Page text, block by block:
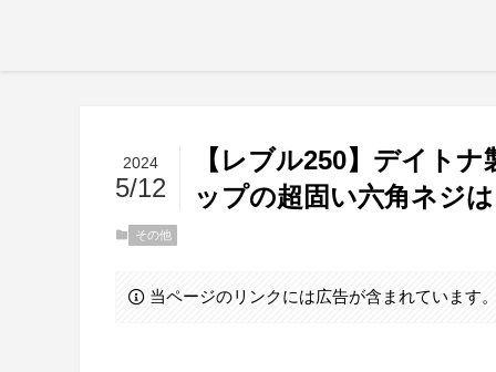
【レブル250】デイト
ップの超固い六角ネジ
2024
5/12
その他
当ページのリンクには広告が含まれています。